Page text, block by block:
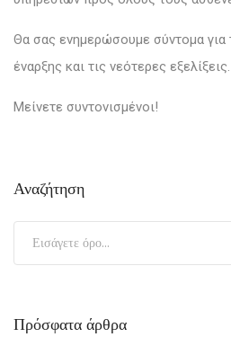
Θα σας ενημερώσουμε σύντομα για
έναρξης και τις νεότερες εξελίξεις.
Μείνετε συντονισμένοι!
Αναζήτηση
Πρόσφατα άρθρα